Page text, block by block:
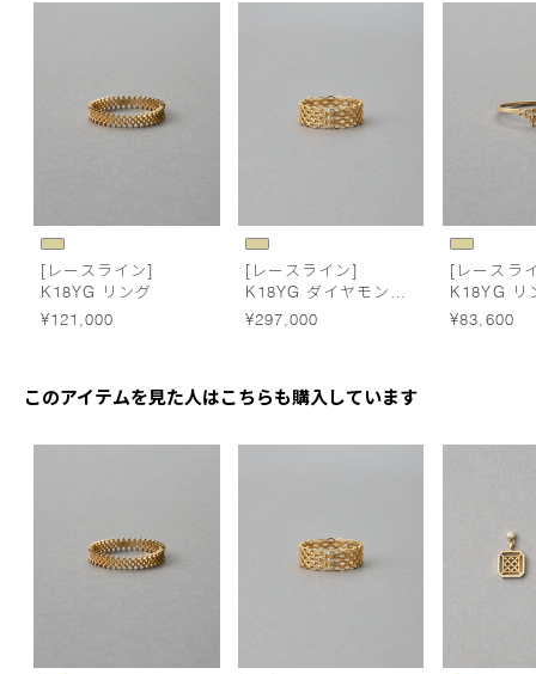
[レースライン]
K18YG リング
¥121,000
[レースライン]
K18YG ダイヤモンド
リング
¥297,000
[レースラ
K18YG リ
¥83,600
このアイテムを見た人はこちらも購入しています